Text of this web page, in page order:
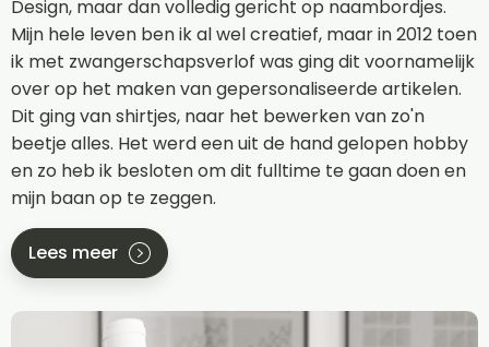
Design, maar dan volledig gericht op naambordjes.
Mijn hele leven ben ik al wel creatief, maar in 2012 toen
ik met zwangerschapsverlof was ging dit voornamelijk
over op het maken van gepersonaliseerde artikelen.
Dit ging van shirtjes, naar het bewerken van zo'n
beetje alles. Het werd een uit de hand gelopen hobby
en zo heb ik besloten om dit fulltime te gaan doen en
mijn baan op te zeggen.
Lees meer